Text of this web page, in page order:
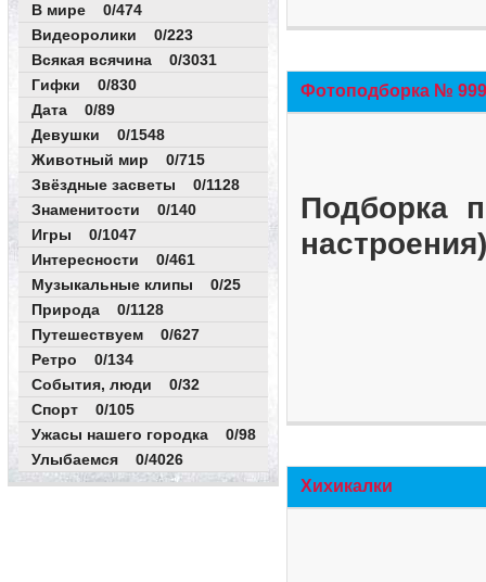
В мире 0/474
Видеоролики 0/223
Всякая всячина 0/3031
Гифки 0/830
Дата 0/89
Девушки 0/1548
Животный мир 0/715
Звёздные засветы 0/1128
Знаменитости 0/140
Игры 0/1047
Интересности 0/461
Музыкальные клипы 0/25
Природа 0/1128
Путешествуем 0/627
Ретро 0/134
События, люди 0/32
Спорт 0/105
Ужасы нашего городка 0/98
Улыбаемся 0/4026
Фотоподборка №
Подборка
Хихикалки